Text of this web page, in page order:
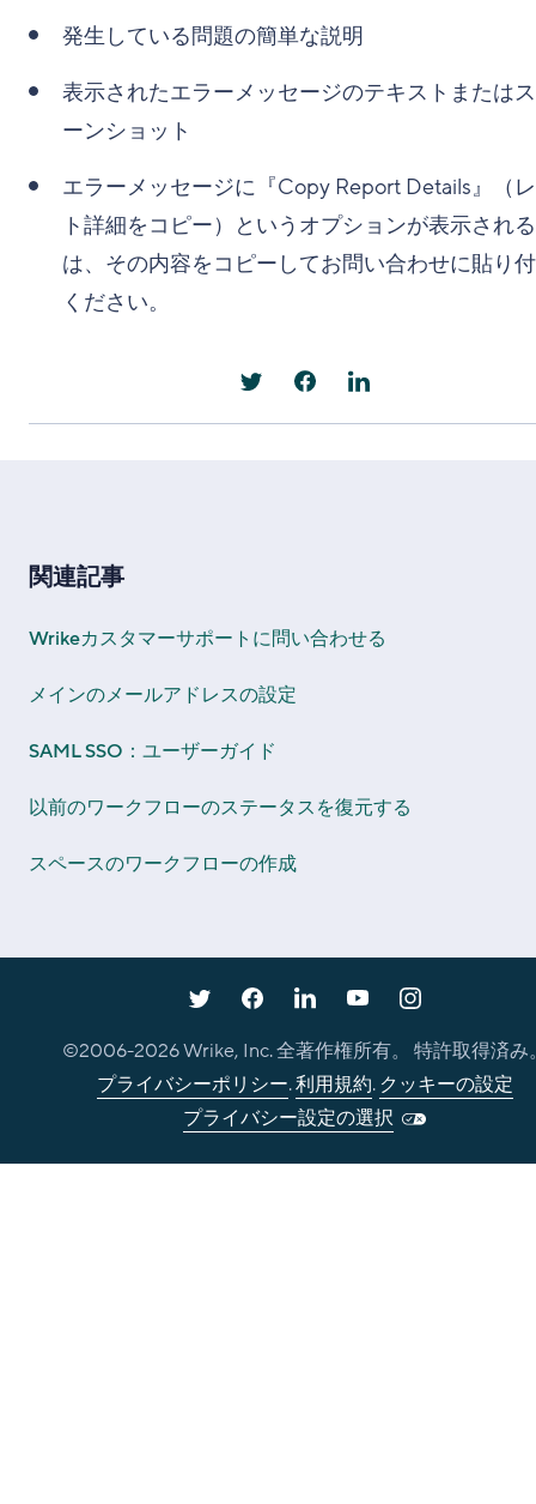
発生している問題の簡単な説明
表示されたエラーメッセージのテキストまたは
ーンショット
エラーメッセージに『Copy Report Details』（
ト詳細をコピー）というオプションが表示され
は、その内容をコピーしてお問い合わせに貼り
ください。
関連記事
Wrikeカスタマーサポートに問い合わせる
メインのメールアドレスの設定
SAML SSO：ユーザーガイド
以前のワークフローのステータスを復元する
スペースのワークフローの作成
©2006-2026Wrike, Inc. 全著作権所有。 特許取得済み
プライバシーポリシー.利用規約. クッキーの設定
プライバシー設定の選択